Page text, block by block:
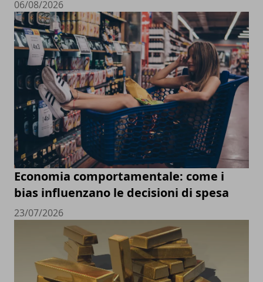
06/08/2026
Economia comportamentale: come i
bias influenzano le decisioni di spesa
23/07/2026